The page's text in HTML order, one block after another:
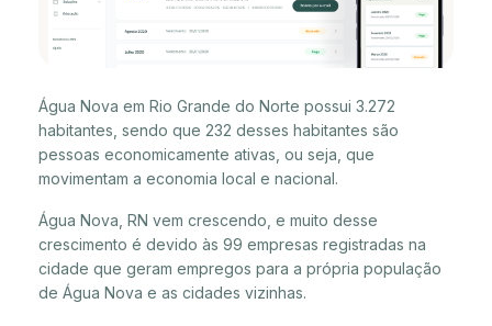
Água Nova em Rio Grande do Norte possui 3.272
habitantes, sendo que 232 desses habitantes são
pessoas economicamente ativas, ou seja, que
movimentam a economia local e nacional.
Água Nova, RN vem crescendo, e muito desse
crescimento é devido às 99 empresas registradas na
cidade que geram empregos para a própria população
de Água Nova e as cidades vizinhas.